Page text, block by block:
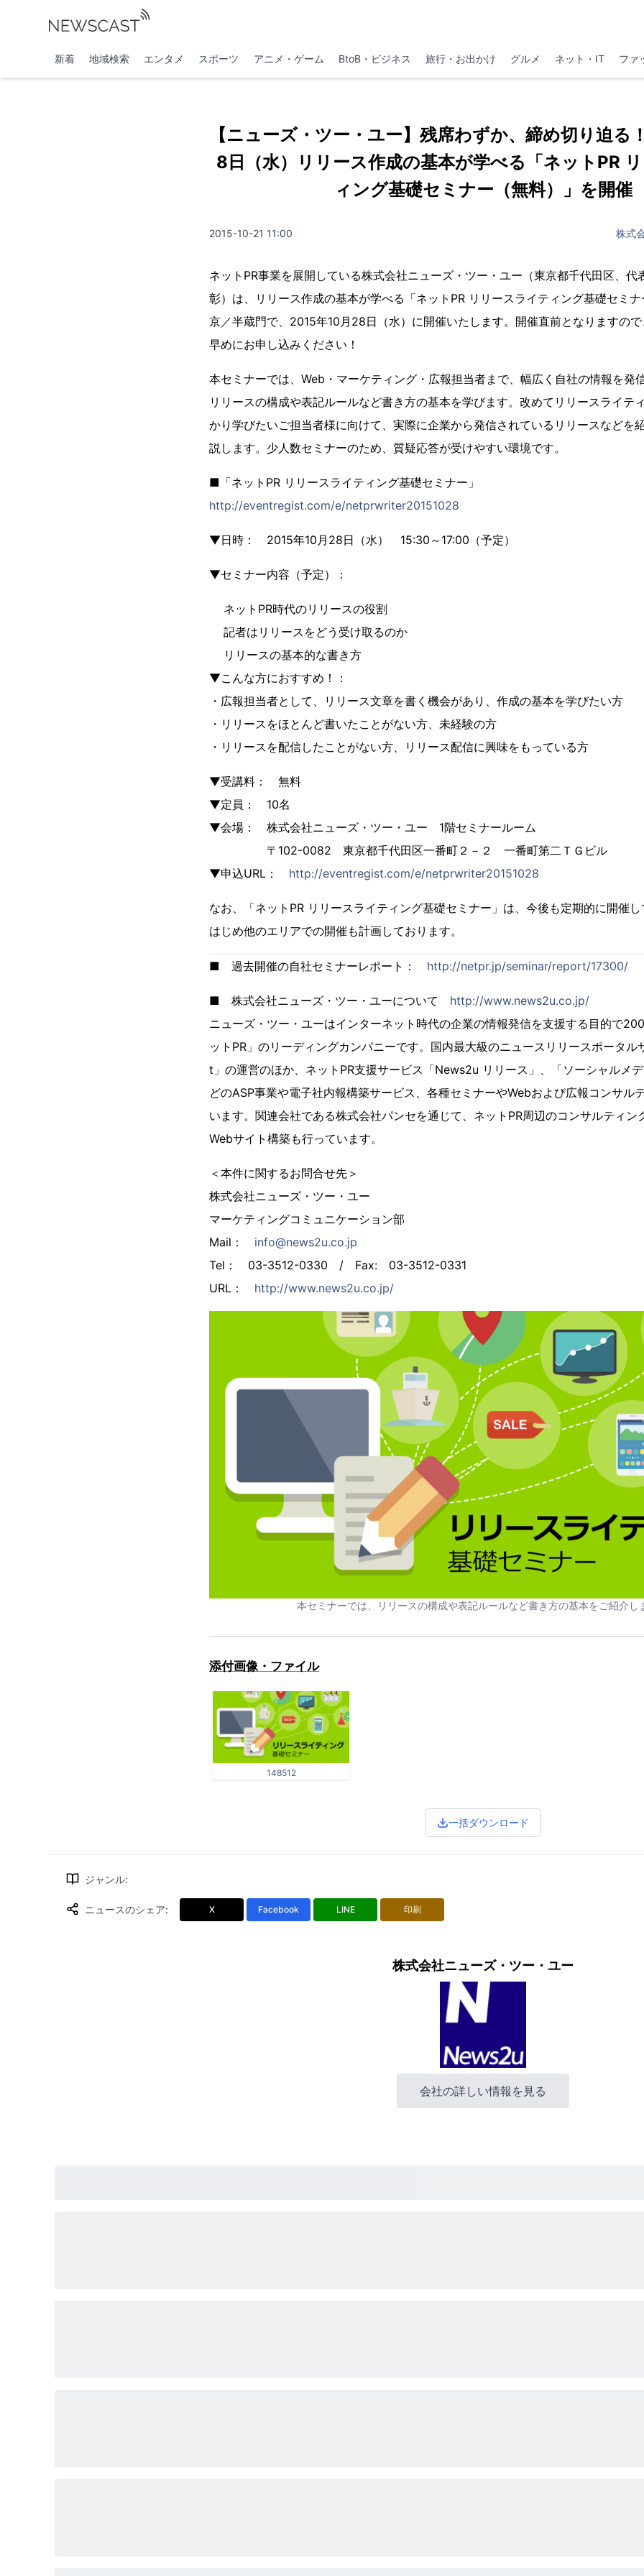
新着 地域検索 エンタメ スポーツ アニメ・ゲーム BtoB・ビジネス 旅行・お出かけ グルメ ネット・IT ファ
【ニューズ・ツー・ユー】残席わずか、締め切り迫る
8日（水）リリース作成の基本が学べる「ネットPR
ィング基礎セミナー（無料）」を開催
2015-10-21 11:00 株式
ネットPR事業を展開している株式会社ニューズ・ツー・ユー（東京都千代田区、代
彰）は、リリース作成の基本が学べる「ネットPR リリースライティング基礎セミ
京／半蔵門で、2015年10月28日（水）に開催いたします。開催直前となりますの
早めにお申し込みください！
本セミナーでは、Web・マーケティング・広報担当者まで、幅広く自社の情報を発
リリースの構成や表記ルールなど書き方の基本を学びます。改めてリリースライテ
かり学びたいご担当者様に向けて、実際に企業から発信されているリリースなどを
説します。少人数セミナーのため、質疑応答が受けやすい環境です。
■「ネットPR リリースライティング基礎セミナー」
http://eventregist.com/e/netprwriter20151028
▼日時： 2015年10月28日（水） 15:30～17:00（予定）
▼セミナー内容（予定）：
ネットPR時代のリリースの役割
記者はリリースをどう受け取るのか
リリースの基本的な書き方
▼こんな方におすすめ！：
・広報担当者として、リリース文章を書く機会があり、作成の基本を学びたい方
・リリースをほとんど書いたことがない方、未経験の方
・リリースを配信したことがない方、リリース配信に興味をもっている方
▼受講料： 無料
▼定員： 10名
▼会場： 株式会社ニューズ・ツー・ユー 1階セミナールーム
〒102-0082 東京都千代田区一番町２－２ 一番町第二ＴＧビル
▼申込URL： http://eventregist.com/e/netprwriter20151028
なお、「ネットPR リリースライティング基礎セミナー」は、今後も定期的に開催
はじめ他のエリアでの開催も計画しております。
■ 過去開催の自社セミナーレポート： http://netpr.jp/seminar/report/17300/
■ 株式会社ニューズ・ツー・ユーについて http://www.news2u.co.jp/
ニューズ・ツー・ユーはインターネット時代の企業の情報発信を支援する目的で
ットPR」のリーディングカンパニーです。国内最大級のニュースリリースポータ
t」の運営のほか、ネットPR支援サービス「News2u リリース」、「ソーシャルメ
どのASP事業や電子社内報構築サービス、各種セミナーやWebおよび広報コンサル
います。関連会社である株式会社パンセを通じて、ネットPR周辺のコンサルティン
Webサイト構築も行っています。
＜本件に関するお問合せ先＞
株式会社ニューズ・ツー・ユー
マーケティングコミュニケーション部
Mail： info@news2u.co.jp
Tel： 03-3512-0330 / Fax: 03-3512-0331
URL： http://www.news2u.co.jp/
本セミナーでは、リリースの構成や表記ルールなど書き方の基本をご紹介し
添付画像・ファイル
148512
一括ダウンロード
ジャンル:
ニュースのシェア: X Facebook LINE 印刷
株式会社ニューズ・ツー・ユー
会社の詳しい情報を見る